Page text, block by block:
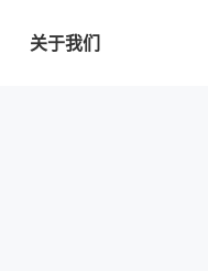
关于我们